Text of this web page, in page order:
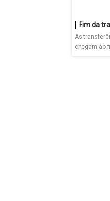
Fim da
As
chegam ao